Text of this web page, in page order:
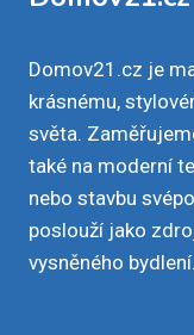
Domov21.cz je
krásnému,
světa.
také na moderní
nebo stavbu
poslouží jako
vysněného bydlení.